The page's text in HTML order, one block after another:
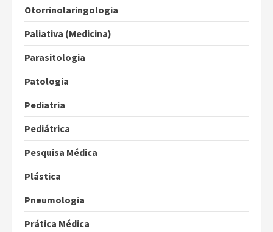
Otorrinolaringologia
Paliativa (Medicina)
Parasitologia
Patologia
Pediatria
Pediátrica
Pesquisa Médica
Plástica
Pneumologia
Prática Médica